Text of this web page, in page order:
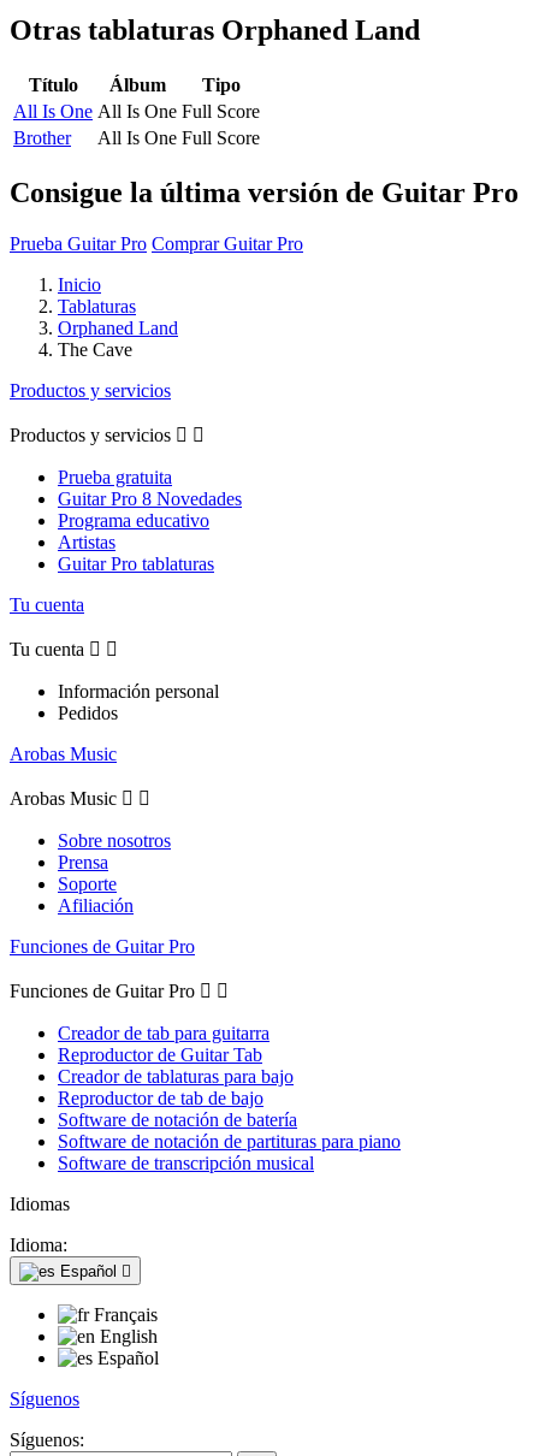
Otras tablaturas Orphaned Land
Título Álbum
Tipo
All Is One All Is One Full Score
Brother
All Is One Full Score
Consigue la última versión de Guitar Pro
Prueba Guitar Pro Comprar Guitar Pro
Inicio
Tablaturas
Orphaned Land
The Cave
Productos y servicios
Productos y servicios  
Prueba gratuita
Guitar Pro 8 Novedades
Programa educativo
Artistas
Guitar Pro tablaturas
Tu cuenta
Tu cuenta  
Información personal
Pedidos
Arobas Music
Arobas Music  
Sobre nosotros
Prensa
Soporte
Afiliación
Funciones de Guitar Pro
Funciones de Guitar Pro  
Creador de tab para guitarra
Reproductor de Guitar Tab
Creador de tablaturas para bajo
Reproductor de tab de bajo
Software de notación de batería
Software de notación de partituras para piano
Software de transcripción musical
Idiomas
Idioma:
Español 
Français
English
Español
Síguenos
Síguenos: